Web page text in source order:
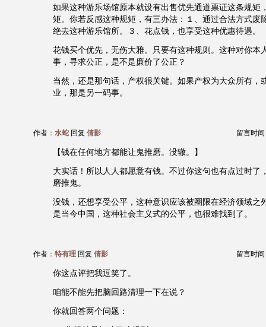
如果这种游乐场馆原本就设有出售优先通道票证这条规矩
矩。你若反感这种规矩，有三办法：１、通过合法方式废
绝去这种游乐馆所。３、花点钱，也享受这种优惠待遇。
花钱买个优先，无伤大雅。只要有这种规则。这种对你本
事，寻求公正，是不是廉价了公正？
当然，还是那句话，产权很关键。如果产权为大众所有，
业，那是另一码事。
作者： 水蛇 回复 倩影 留言时间
【钱在任何地方都能让鬼推磨。没辙。】
大实话！所以人人都愿意有钱。不过你这句也有点过时了
磨推鬼。
没钱，还想享受公平，这种意识应该被圈限在经济领域之
是当今中国，这种社会主义式的公平，也很难找到了。
作者： 特有理 回复 倩影 留言时间
你这点评把我逗笑了。
咱能不能先把脑回路清理一下在说？
你就回答两个问题：